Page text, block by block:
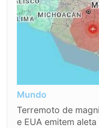
Mundo
Terremoto de
e EUA emitem